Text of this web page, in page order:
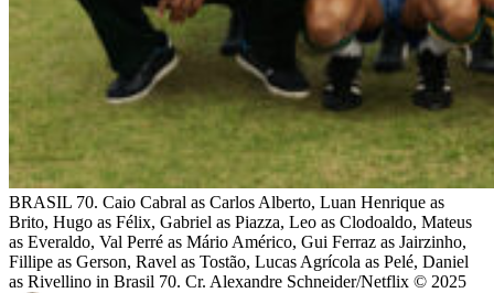
BRASIL 70. Caio Cabral as Carlos Alberto, Luan Henrique as
Brito, Hugo as Félix, Gabriel as Piazza, Leo as Clodoaldo, Mateus
as Everaldo, Val Perré as Mário Américo, Gui Ferraz as Jairzinho,
Fillipe as Gerson, Ravel as Tostão, Lucas Agrícola as Pelé, Daniel
as Rivellino in Brasil 70. Cr. Alexandre Schneider/Netflix © 2025